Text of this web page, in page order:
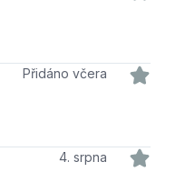
Přidáno včera
4. srpna